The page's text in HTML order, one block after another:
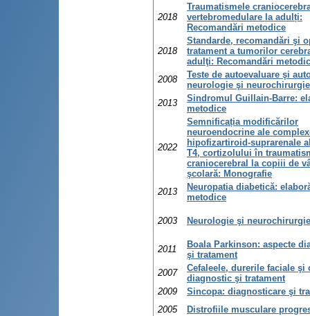
2018
Traumatismele
vertebromedulare la adulți:
Recomandări metodice
2018
Standarde, recomandări şi
tratament a tumorilor
adulţi: Recomandări
2008
Teste de autoevaluare şi
neurologie şi neurochirurgie
2013
Sindromul Guillain-Barre:
metodice
2022
Semnificația modificărilor
neuroendocrine ale
hipofizartiroid-suprarenale
T4, cortizolului în
craniocerebral la copiii de
şcolară: Monografie
2013
Neuropatia diabetică:
metodice
2003 Neurologie şi
2011
Boala Parkinson: aspecte
şi tratament
2007
Cefaleele, durerile faciale şi
diagnostic şi tratament
2009
Sincopa: diagnosticare şi
2005
Distrofiile musculare